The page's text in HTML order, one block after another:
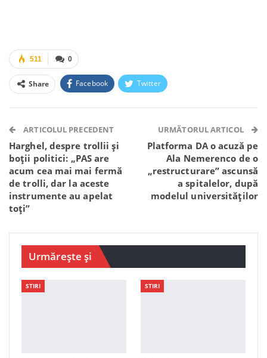
0
511
Share Facebook Twitter
Telegram WhatsApp Viber
ARTICOLUL PRECEDENT
Harghel, despre trollii și
boții politici: „PAS are
acum cea mai mai fermă
de trolli, dar la aceste
instrumente au apelat
toți”
URMĂTORUL ARTICOL
Platforma DA o acuză pe
Ala Nemerenco de o
„restructurare” ascunsă
a spitalelor, după
modelul universităților
Urmărește și
STIRI STIRI